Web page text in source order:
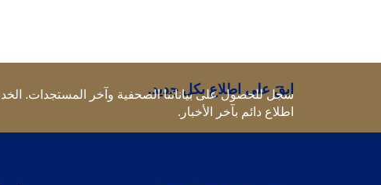
ابقَ على اطلاع بكل جديد.
سجل للحصول على بياناتنا الصحفية وآخر المستجدات.
اطلاع دائم بآخر الأخبار.